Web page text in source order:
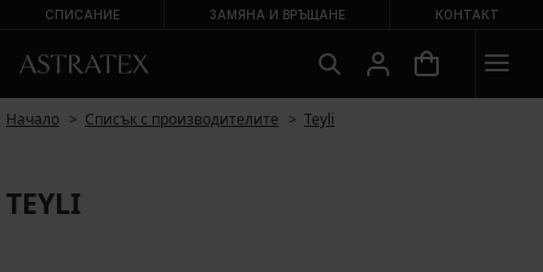
СПИСАНИЕ ЗАМЯНА И ВРЪЩАНЕ КОНТАКТ
Начало Списък с производителите Teyli
TEYLI